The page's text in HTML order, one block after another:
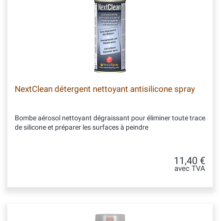
NextClean détergent nettoyant antisilicone spray
Bombe aérosol nettoyant dégraissant pour éliminer toute trace
de silicone et préparer les surfaces à peindre
11,40 €
avec TVA